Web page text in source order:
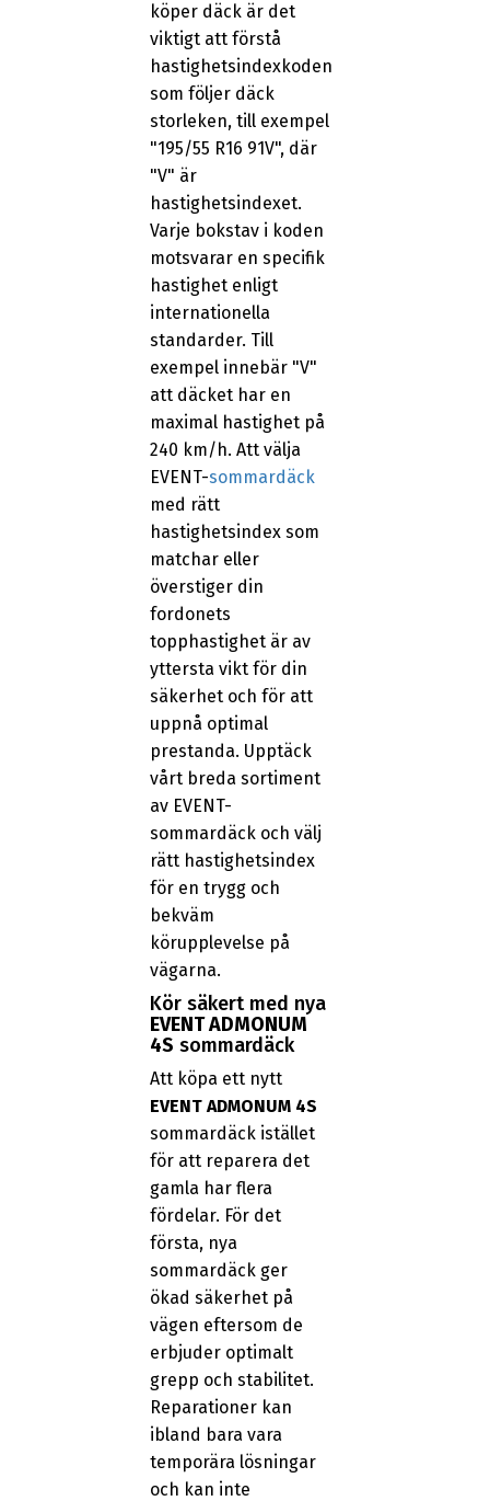
köper däck är det
viktigt att förstå
hastighetsindexkoden
som följer däck
storleken, till exempel
"195/55 R16 91V", där
"V" är
hastighetsindexet.
Varje bokstav i koden
motsvarar en specifik
hastighet enligt
internationella
standarder. Till
exempel innebär "V"
att däcket har en
maximal hastighet på
240 km/h. Att välja
EVENT-sommardäck
med rätt
hastighetsindex som
matchar eller
överstiger din
fordonets
topphastighet är av
yttersta vikt för din
säkerhet och för att
uppnå optimal
prestanda. Upptäck
vårt breda sortiment
av EVENT-
sommardäck och välj
rätt hastighetsindex
för en trygg och
bekväm
körupplevelse på
vägarna.
Kör säkert med nya
EVENT ADMONUM
4S sommardäck
Att köpa ett nytt
EVENT ADMONUM 4S
sommardäck istället
för att reparera det
gamla har flera
fördelar. För det
första, nya
sommardäck ger
ökad säkerhet på
vägen eftersom de
erbjuder optimalt
grepp och stabilitet.
Reparationer kan
ibland bara vara
temporära lösningar
och kan inte